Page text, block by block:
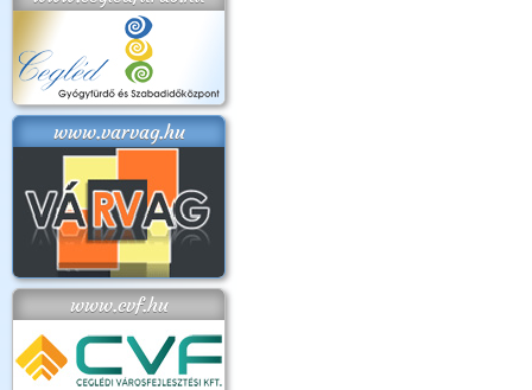
www.varvag.hu
www.cvf.hu